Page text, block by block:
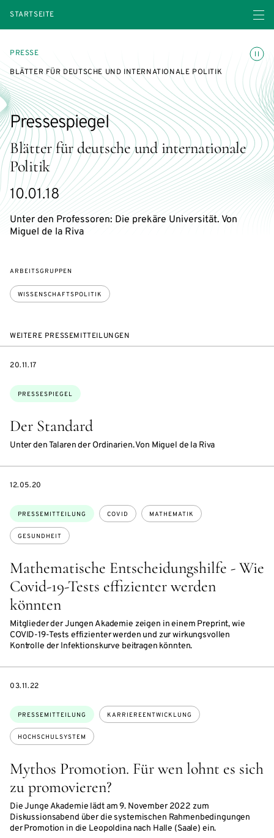
STARTSEITE Menü
PRESSE
BLÄTTER FÜR DEUTSCHE UND INTERNATIONALE POLITIK
Blätter für deutsche und internationale
Politik
Pressespiegel
10.01.18
Unter den Professoren: Die prekäre Universität. Von
Miguel de la Riva
ARBEITSGRUPPEN
WISSENSCHAFTSPOLITIK
WEITERE PRESSEMITTEILUNGEN
Der Standard
Unter den Talaren der Ordinarien. Von Miguel de la Riva
Themen:
PRESSESPIEGEL
DATE
20.11.17
Mathematische Entscheidungshilfe - Wie
Covid-19-Tests effizienter werden
könnten
Mitglieder der Jungen Akademie zeigen in einem Preprint, wie
COVID-19-Tests effizienter werden und zur wirkungsvollen
Kontrolle der Infektionskurve beitragen könnten.
Themen:
PRESSEMITTEILUNG COVID MATHEMATIK
GESUNDHEIT
DATE
12.05.20
Mythos Promotion. Für wen lohnt es sich
zu promovieren?
Die Junge Akademie lädt am 9. November 2022 zum
Diskussionsabend über die systemischen Rahmenbedingungen
der Promotion in die Leopoldina nach Halle (Saale) ein.
Themen:
PRESSEMITTEILUNG KARRIEREENTWICKLUNG
HOCHSCHULSYSTEM
DATE
03.11.22